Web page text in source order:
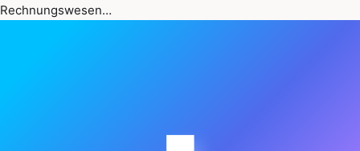
Rechnungswesen…